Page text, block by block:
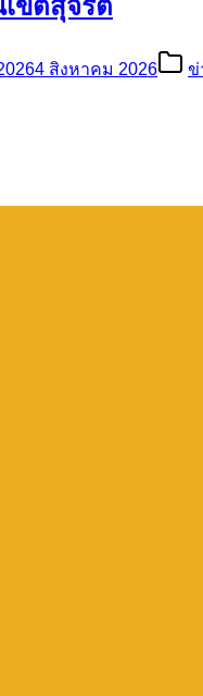
4 สิงหาคม 2026
ข่